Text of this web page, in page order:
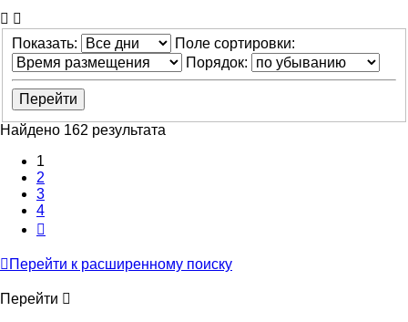
Показать:
Поле сортировки:
Порядок:
Найдено 162 результата
1
2
3
4
Перейти к расширенному поиску
Перейти